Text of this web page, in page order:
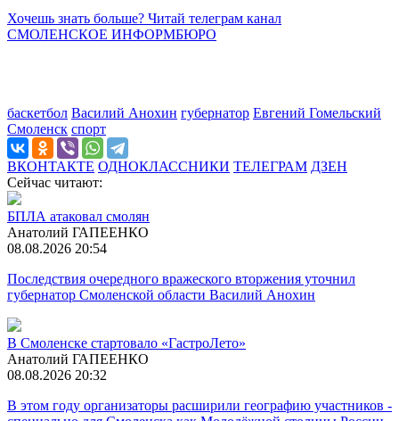
Хочешь знать больше? Читай телеграм канал
СМОЛЕНСКОЕ ИНФОРМБЮРО
баскетбол Василий Анохин губернатор Евгений Гомельский
Смоленск спорт
ВКОНТАКТЕ ОДНОКЛАССНИКИ ТЕЛЕГРАМ ДЗЕН
Сейчас читают:
БПЛА атаковал смолян
Анатолий ГАПЕЕНКО
08.08.2026 20:54
Последствия очередного вражеского вторжения уточнил
губернатор Смоленской области Василий Анохин
В Смоленске стартовало «ГастроЛето»
Анатолий ГАПЕЕНКО
08.08.2026 20:32
В этом году организаторы расширили географию участников -